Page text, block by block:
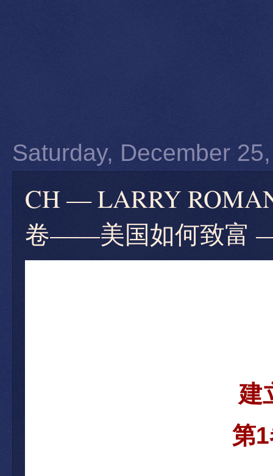
Saturday, December
CH — LARRY
卷——美国如何致富
建
第1